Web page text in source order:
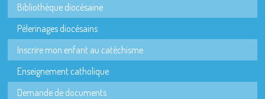
Bibliothèque diocésaine
Pèlerinages diocésains
Inscrire mon enfant au catéchisme
Enseignement catholique
Demande de documents